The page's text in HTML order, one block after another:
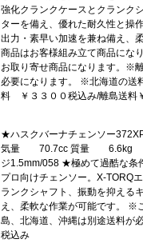
強化クランクケースとクランク
ターを備え、優れた耐久性と操
出力・素早い加速を兼ね備え、
商品はお客様組み立て商品にな
お取り寄せ商品になります。※
必要になります。 ※北海道の送
料 ￥３３００税込み/離島送料
★ハスクバーナチェンソー
気量 70.7cc 質量 6.6kg ★24
ジ1.5mm/058 ★極めて過酷な条
プロ向けチェンソー。X-TORQ
ランクシャフト、振動を抑える
え、柔軟な作業が可能です。 ※
島、北海道、沖縄は別途送料が
税込み